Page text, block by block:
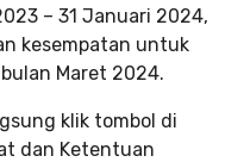
– 31 Januari 2024,
kesempatan untuk
Maret 2024.
klik tombol di
dan Ketentuan